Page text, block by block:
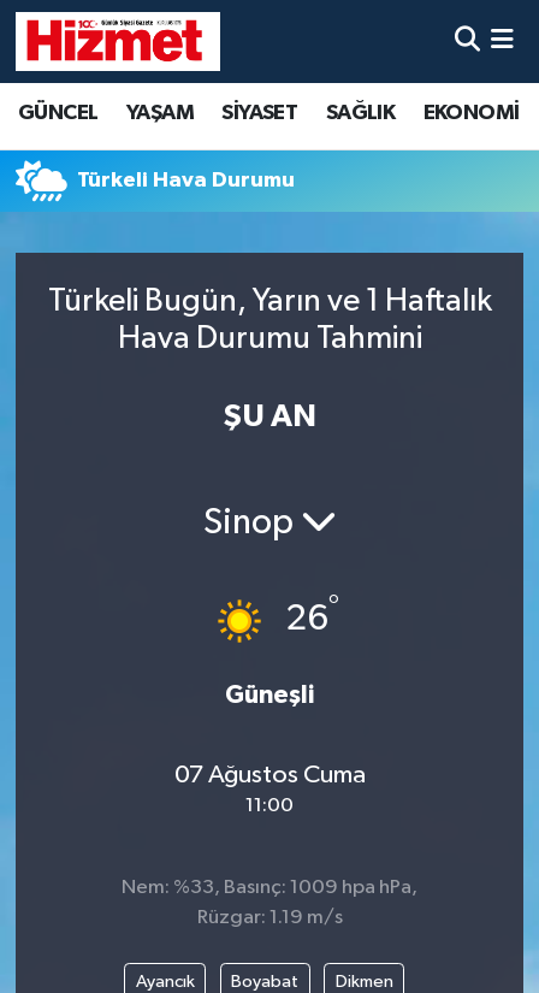
GÜNCEL YAŞAM SİYASET SAĞLIK EKONOMİ
Türkeli Hava Durumu
Türkeli Bugün, Yarın ve 1 Haftalık
Hava Durumu Tahmini
ŞU AN
Sinop
26°
Güneşli
07 Ağustos Cuma
11:00
Nem: %33, Basınç: 1009 hpa hPa,
Rüzgar: 1.19 m/s
Ayancık Boyabat Dikmen
YAŞAM
SİYASET
EKONOMİ
Denizli Hava Durumu
Denizli Trafik Yoğunluk Haritası
Tüm Manşetler